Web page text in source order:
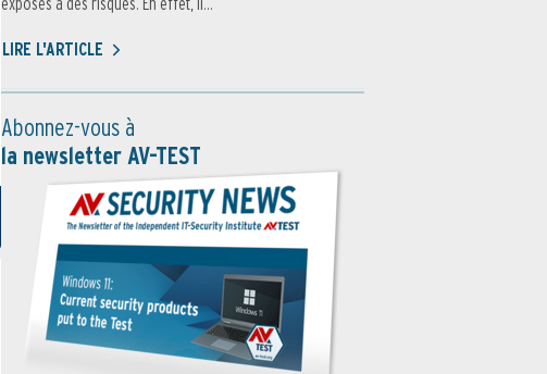
LIRE L'ARTICLE
Abonnez-vous à
la newsletter AV-TEST